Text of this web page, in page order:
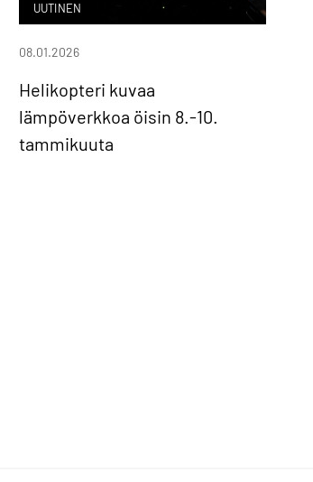
UUTINEN
Helikopteri kuvaa
lämpöverkkoa öisin 8.-10.
tammikuuta
08.01.2026